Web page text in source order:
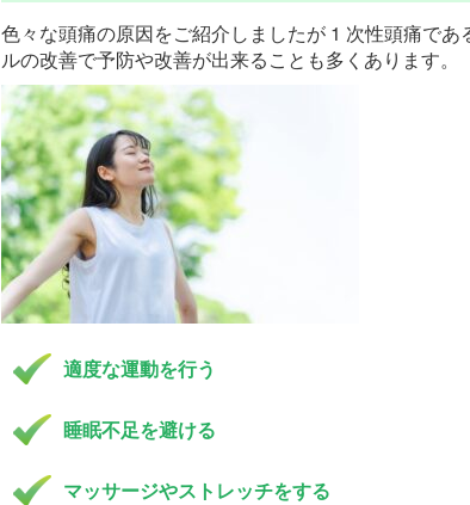
色々な頭痛の原因をご紹介しましたが 1 次性頭痛で
ルの改善で予防や改善が出来ることも多くあります。
適度な運動を行う
睡眠不足を避ける
マッサージやストレッチをする